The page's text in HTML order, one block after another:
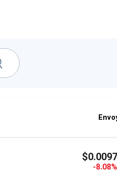
$0.0097
-8.08%